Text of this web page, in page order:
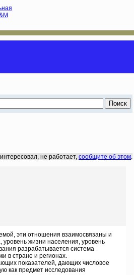
не работает, сообщите об этом.
эти отношения взаимосвязаны и
жизни населения, уровень
разрабатывается система
в стране и регионах.
показателей, дающих числовое
как предмет исследования